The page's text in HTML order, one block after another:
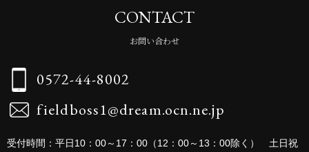
CONTACT
お問い合わせ
0572-44-8002
fieldboss1@dream.ocn.ne.jp
受付時間：平日10：00～17：00（12：00～13：00除く） 土日祝